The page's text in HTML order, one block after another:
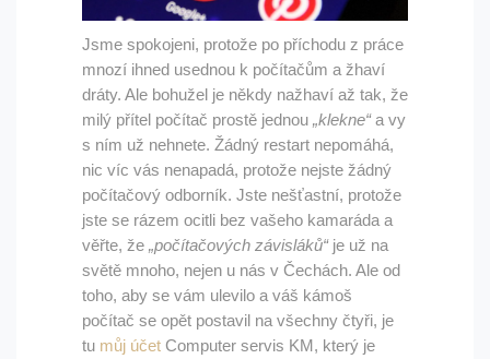
Jsme spokojeni, protože po příchodu z práce
mnozí ihned usednou k počítačům a žhaví
dráty. Ale bohužel je někdy nažhaví až tak, že
milý přítel počítač prostě jednou „klekne“a vy
s ním už nehnete. Žádný restart nepomáhá,
nic víc vás nenapadá, protože nejste žádný
počítačový odborník. Jste nešťastní, protože
jste se rázem ocitli bez vašeho kamaráda a
věřte, že „počítačových závisláků“je už na
světě mnoho, nejen u nás v Čechách. Ale od
toho, aby se vám ulevilo a váš kámoš
počítač se opět postavil na všechny čtyři, je
tu můj účet Computer servis KM, který je